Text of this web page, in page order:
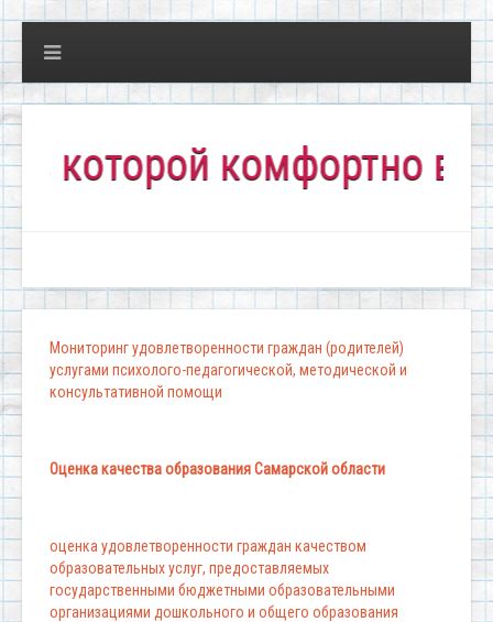
комфортно всем!"
Мониторинг удовлетворенности граждан (родителей)
услугами психолого-педагогической, методической и
консультативной помощи
Оценка качества образования Самарской области
оценка удовлетворенности граждан качеством
образовательных услуг, предоставляемых
государственными бюджетными образовательными
организациями дошкольного и общего образования